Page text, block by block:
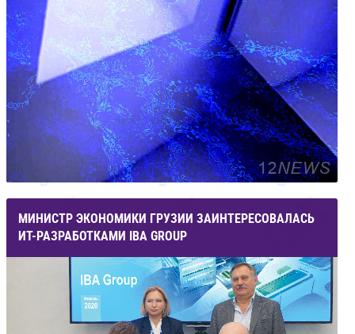
МИНИСТР ЭКОНОМИКИ ГРУЗИИ ЗАИНТЕРЕСОВАЛАСЬ
ИТ-РАЗРАБОТКАМИ IBA GROUP